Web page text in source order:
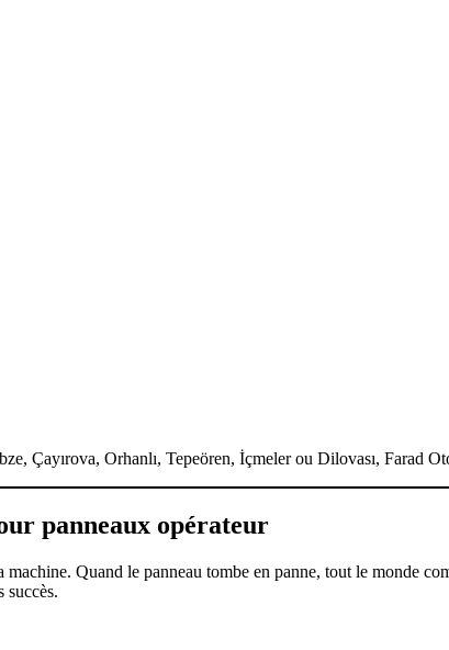
Çayırova, Orhanlı, Tepeören, İçmeler ou Dilovası, Farad
panneaux opérateur
Quand le panneau tombe en panne, tout le monde
succès.